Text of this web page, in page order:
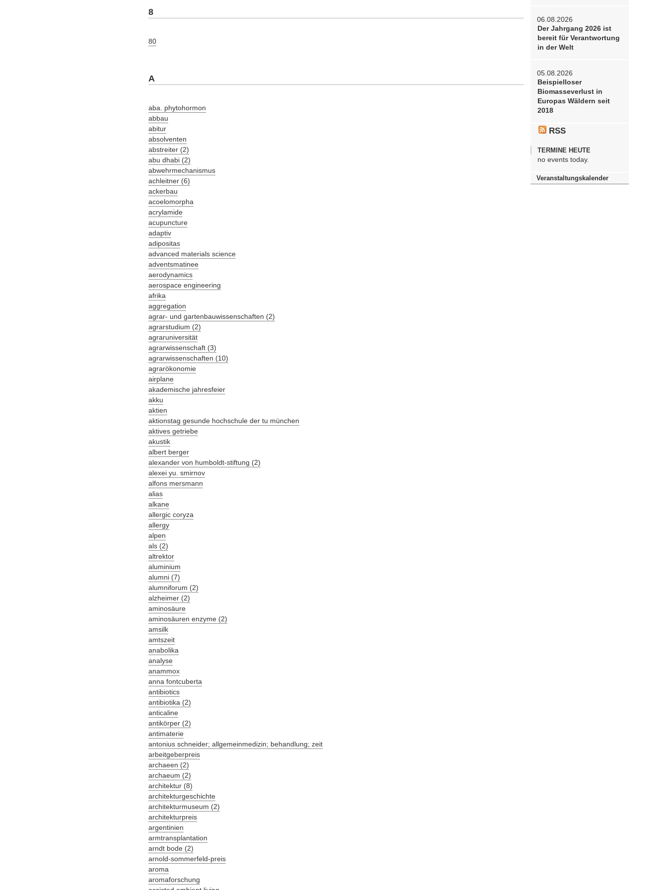
8
80
A
aba. phytohormon
abbau
abitur
absolventen
abstreiter (2)
abu dhabi (2)
abwehrmechanismus
achleitner (6)
ackerbau
acoelomorpha
acrylamide
acupuncture
adaptiv
adipositas
advanced materials science
adventsmatinee
aerodynamics
aerospace engineering
afrika
aggregation
agrar- und gartenbauwissenschaften (2)
agrarstudium (2)
agraruniversität
agrarwissenschaft (3)
agrarwissenschaften (10)
agrarökonomie
airplane
akademische jahresfeier
akku
aktien
aktionstag gesunde hochschule der tu münchen
aktives getriebe
akustik
albert berger
alexander von humboldt-stiftung (2)
alexei yu. smirnov
alfons mersmann
alias
alkane
allergic coryza
allergy
alpen
als (2)
altrektor
aluminium
alumni (7)
alumniforum (2)
alzheimer (2)
aminosäure
aminosäuren enzyme (2)
amsilk
amtszeit
anabolika
analyse
anammox
anna fontcuberta
antibiotics
antibiotika (2)
anticaline
antikörper (2)
antimaterie
antonius schneider; allgemeinmedizin; behandlung; zeit
arbeitgeberpreis
archaeen (2)
archaeum (2)
architektur (8)
architekturgeschichte
architekturmuseum (2)
architekturpreis
argentinien
armtransplantation
arndt bode (2)
arnold-sommerfeld-preis
aroma
aromaforschung
06.08.2026
Der Jahrgang 2026 ist
bereit für Verantwortung
in der Welt
05.08.2026
Beispielloser
Biomasseverlust in
Europas Wäldern seit
2018
RSS
TERMINE HEUTE
no events today.
Veranstaltungskalender